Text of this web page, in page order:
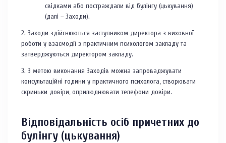
свідками або постраждали від булінгу (цькування)
(далі – Заходи).
2. Заходи здійснюються заступником директора з виховної
роботи у взаємодії з практичним психологом закладу та
затверджуються директором закладу.
3. З метою виконання Заходів можна запроваджувати
консультаційні години у практичного психолога, створювати
скриньки довіри, оприлюднювати телефони довіри.
Відповідальність осіб причетних до
булінгу (цькування)